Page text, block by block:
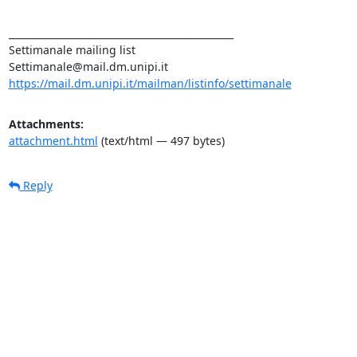
Settimanale mailing list
Settimanale@mail.dm.unipi.it
https://mail.dm.unipi.it/mailman/listinfo/settimanale
Attachments:
attachment.html (text/html — 497 bytes)
Reply